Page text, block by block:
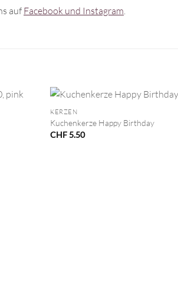
aufFacebook und Instagram
+
KERZEN
Kuchenkerze Happy Birthday
CHF5.50